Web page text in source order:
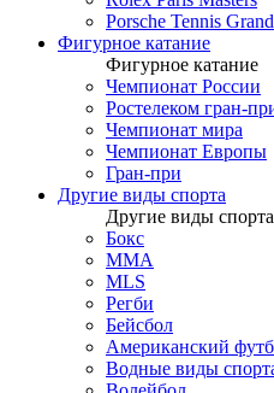
Porsche Tennis
Фигурное катание
Фигурное катание
Чемпионат России
Ростелеком гран-
Чемпионат мира
Чемпионат Европы
Гран-при
Другие виды спорта
Другие виды спорта
Бокс
MMA
MLS
Регби
Бейсбол
Американский
Водные виды